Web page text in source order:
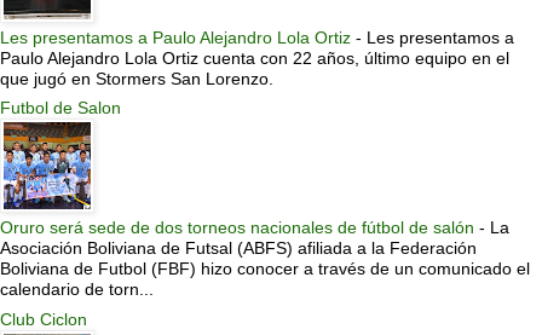
Les presentamos a Paulo Alejandro Lola Ortiz - Les presentamos a
Paulo Alejandro Lola Ortiz cuenta con 22 años, último equipo en el
que jugó en Stormers San Lorenzo.
Futbol de Salon
Oruro será sede de dos torneos nacionales de fútbol de salón - La
Asociación Boliviana de Futsal (ABFS) afiliada a la Federación
Boliviana de Futbol (FBF) hizo conocer a través de un comunicado el
calendario de torn...
Club Ciclon